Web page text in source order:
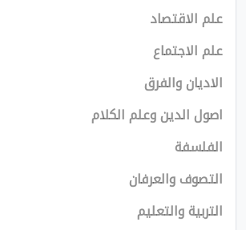
علم الاقتصاد
علم الاجتماع
الاديان والفرق
اصول الدين وعلم الكلام
الفلسفة
التصوف والعرفان
التربية والتعليم